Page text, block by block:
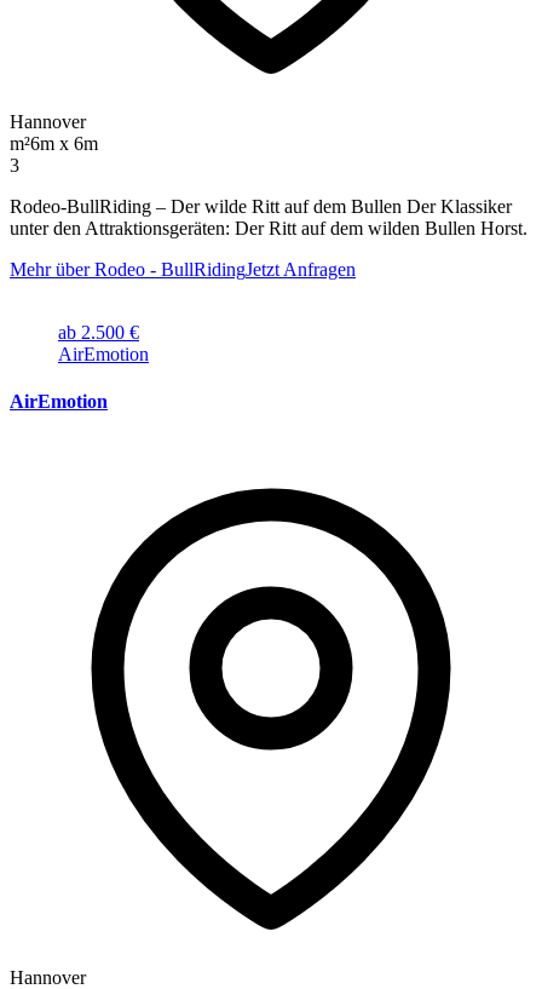
Hannover
m²6m x 6m
3
Rodeo-BullRiding – Der wilde Ritt auf dem Bullen Der Klassiker
unter den Attraktionsgeräten: Der Ritt auf dem wilden Bullen Horst.
Mehr über Rodeo - BullRidingJetzt Anfragen
ab 2.500 €
AirEmotion
AirEmotion
Hannover